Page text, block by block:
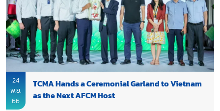
24
พ.ย.
66
TCMA Hands a Ceremonial Garland to Vietnam
as the Next AFCM Host